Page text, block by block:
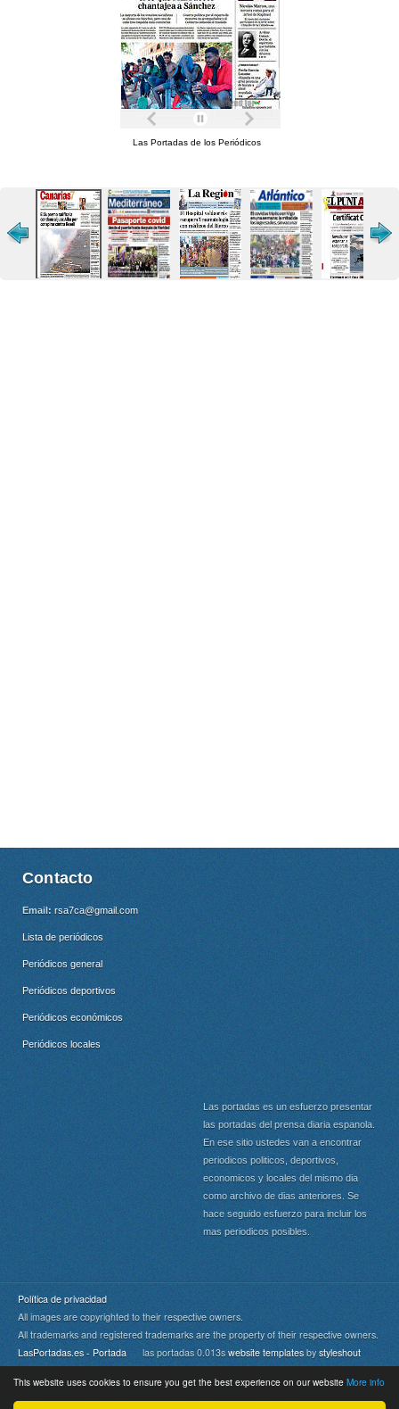
This website uses cookies to ensure you get the best experience on our website More info
Las Portadas de los Periódicos
Contacto
Email: rsa7ca@gmail.com
Lista de periódicos
Periódicos general
Periódicos deportivos
Periódicos económicos
Periódicos locales
Las portadas es un esfuerzo presentar
las portadas del prensa diaria espanola.
En ese sitio ustedes van a encontrar
periodicos politicos, deportivos,
economicos y locales del mismo dia
como archivo de dias anteriores. Se
hace seguido esfuerzo para incluir los
mas periodicos posibles.
Política de privacidad
All images are copyrighted to their respective owners.
All trademarks and registered trademarks are the property of their respective owners.
LasPortadas.es - Portada las portadas 0.013s website templates by styleshout